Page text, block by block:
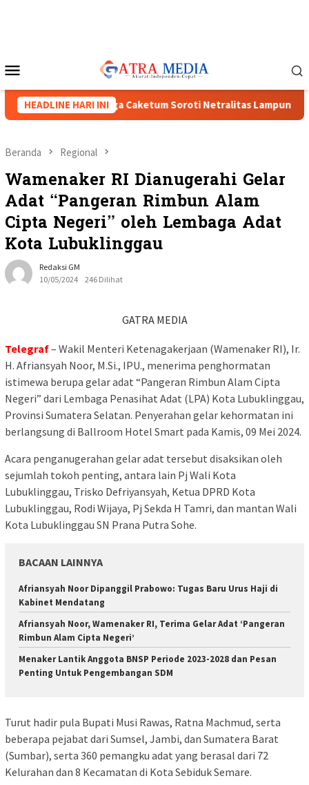
Mobile
HEADLINE HARI INI
Menguat, Tiga Caketum Soroti Netralitas Lampung dan
Beranda Regional
Wamenaker RI Dianugerahi Gelar
Adat “Pangeran Rimbun Alam
Cipta Negeri” oleh Lembaga Adat
Kota Lubuklinggau
Redaksi GM
10/05/2024
246 Dilihat
GATRA MEDIA
Telegraf– Wakil Menteri Ketenagakerjaan (Wamenaker RI), Ir.
H. Afriansyah Noor, M.Si., IPU., menerima penghormatan
istimewa berupa gelar adat “Pangeran Rimbun Alam Cipta
Negeri” dari Lembaga Penasihat Adat (LPA) Kota Lubuklinggau,
Provinsi Sumatera Selatan. Penyerahan gelar kehormatan ini
berlangsung di Ballroom Hotel Smart pada Kamis, 09 Mei 2024.
Acara penganugerahan gelar adat tersebut disaksikan oleh
sejumlah tokoh penting, antara lain Pj Wali Kota
Lubuklinggau, Trisko Defriyansyah, Ketua DPRD Kota
Lubuklinggau, Rodi Wijaya, Pj Sekda H Tamri, dan mantan Wali
Kota Lubuklinggau SN Prana Putra Sohe.
BACAAN LAINNYA
Afriansyah Noor Dipanggil Prabowo: Tugas Baru Urus Haji di
Kabinet Mendatang
Afriansyah Noor, Wamenaker RI, Terima Gelar Adat ‘Pangeran
Rimbun Alam Cipta Negeri’
Menaker Lantik Anggota BNSP Periode 2023-2028 dan Pesan
Penting Untuk Pengembangan SDM
Turut hadir pula Bupati Musi Rawas, Ratna Machmud, serta
beberapa pejabat dari Sumsel, Jambi, dan Sumatera Barat
(Sumbar), serta 360 pemangku adat yang berasal dari 72
Kelurahan dan 8 Kecamatan di Kota Sebiduk Semare.